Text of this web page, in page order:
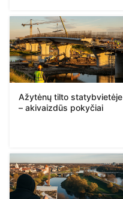
Ažytėnų tilto statybvietėje
– akivaizdūs pokyčiai